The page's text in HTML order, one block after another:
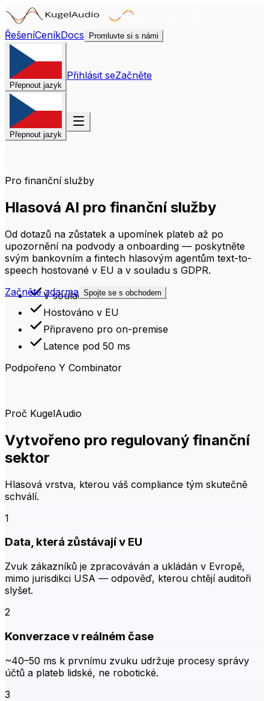
ŘešeníCeníkDocs Promluvte si s námi
Přepnout jazyk
Přihlásit seZačněte
Přepnout jazyk
Pro finanční služby
Hlasová AI pro finanční služby
Od dotazů na zůstatek a upomínek plateb až po
upozornění na podvody a onboarding — poskytněte
svým bankovním a fintech hlasovým agentům text-to-
speech hostované v EU a v souladu s GDPR.
Začněte zdarma Spojte se s obchodem
V souladu s GDPR
Hostováno v EU
Připraveno pro on-premise
Latence pod 50 ms
Podpořeno Y Combinator
Proč KugelAudio
Vytvořeno pro regulovaný finanční
sektor
Hlasová vrstva, kterou váš compliance tým skutečně
schválí.
1
Data, která zůstávají v EU
Zvuk zákazníků je zpracováván a ukládán v Evropě,
mimo jurisdikci USA — odpověď, kterou chtějí auditoři
slyšet.
2
Konverzace v reálném čase
~40–50 ms k prvnímu zvuku udržuje procesy správy
účtů a plateb lidské, ne robotické.
3